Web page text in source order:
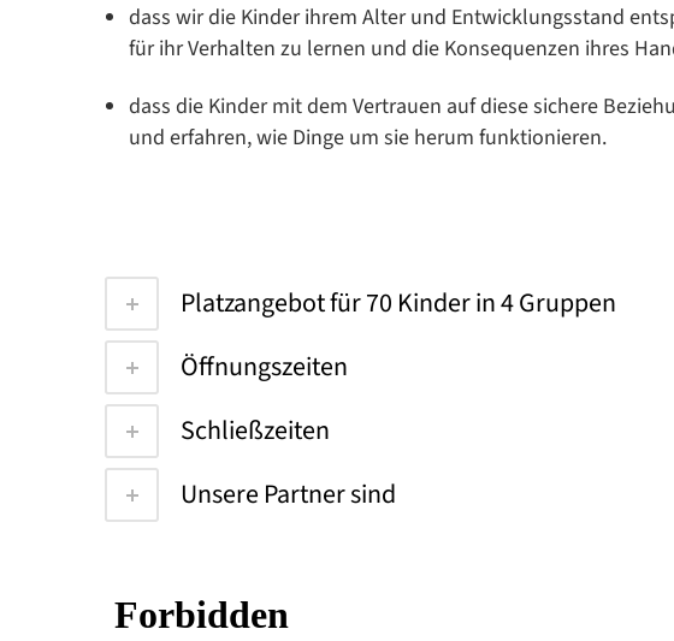
dass wir die Kinder ihrem Alter und Entwicklungsstand
für ihr Verhalten zu lernen und die Konsequenzen ihres
dass die Kinder mit dem Vertrauen auf diese sichere
und erfahren, wie Dinge um sie herum funktionieren.
Platzangebot für 70 Kinder in 4 Gruppen
Öffnungszeiten
Schließzeiten
Unsere Partner sind